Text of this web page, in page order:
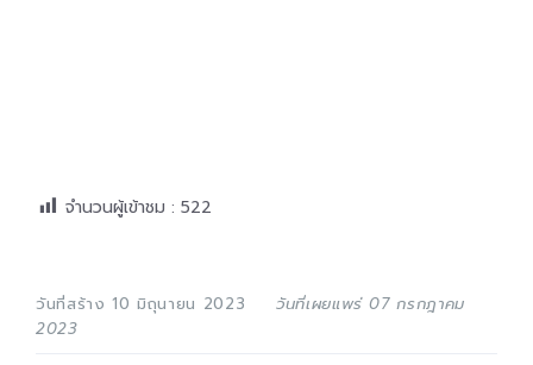
จำนวนผู้เข้าชม : 522
วันที่สร้าง 10 มิถุนายน 2023
วันที่เผยแพร่ 07 กรกฎาคม
2023